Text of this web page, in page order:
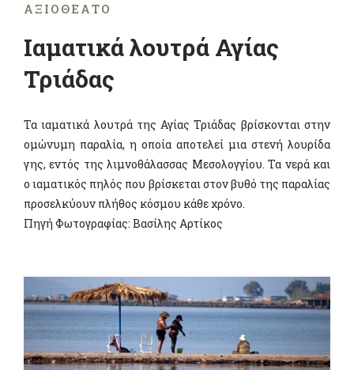
ΑΞΙΟΘΈΑΤΟ
Ιαματικά λουτρά Αγίας
Τριάδας
Τα ιαματικά λουτρά της Αγίας Τριάδας βρίσκονται στην
ομώνυμη παραλία, η οποία αποτελεί μια στενή λουρίδα
γης, εντός της λιμνοθάλασσας Μεσολογγίου. Τα νερά και
ο ιαματικός πηλός που βρίσκεται στον βυθό της παραλίας
προσελκύουν πλήθος κόσμου κάθε χρόνο.
Πηγή Φωτογραφίας: Βασίλης Αρτίκος